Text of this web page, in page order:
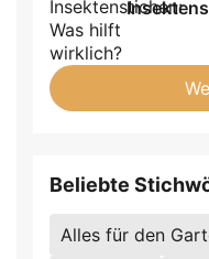
Beliebte
Alles für den